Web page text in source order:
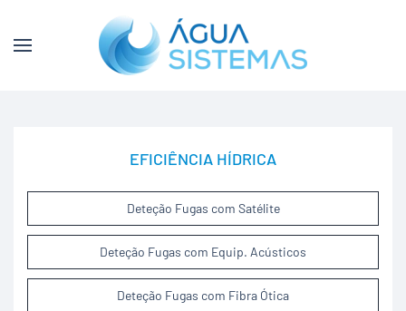
Skip to main content
EFICIÊNCIA HÍDRICA
Deteção Fugas com Satélite
Deteção Fugas com Equip. Acústicos
Deteção Fugas com Fibra Ótica